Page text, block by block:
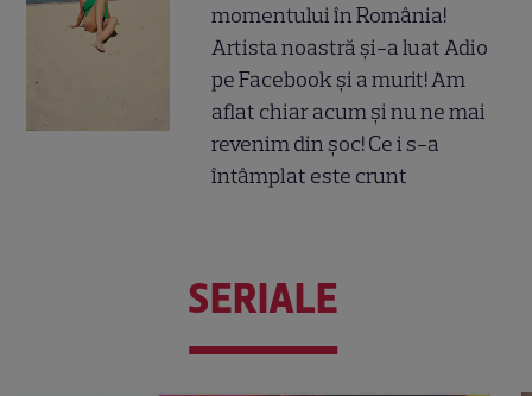
momentului în România!
Artista noastră și-a luat Adio
pe Facebook și a murit! Am
aflat chiar acum și nu ne mai
revenim din șoc! Ce i s-a
întâmplat este crunt
SERIALE